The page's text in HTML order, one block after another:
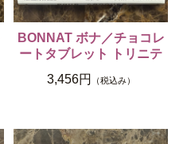
BONNAT ボナ／チョコレ
ートタブレット トリニテ
3,456円
（税込み）